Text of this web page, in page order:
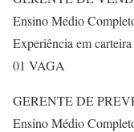
Ensino Médio
Experiência em
01 VAGA
GERENTE DE
Ensino Médio